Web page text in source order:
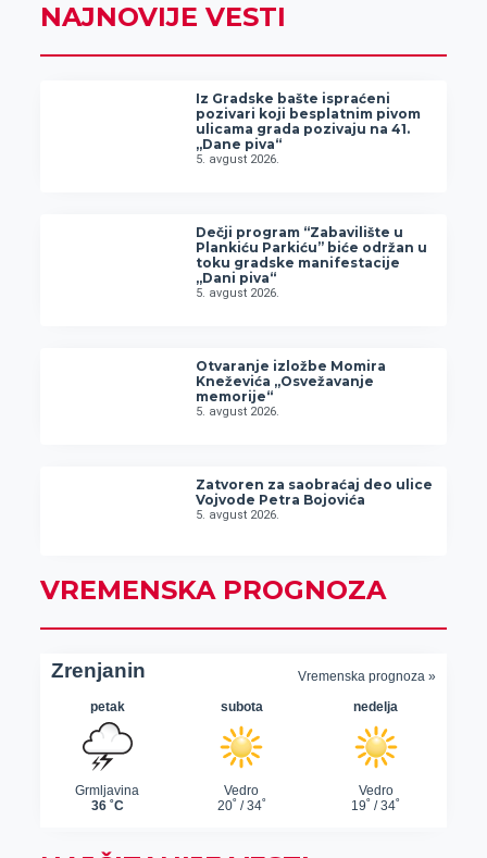
NAJNOVIJE VESTI
Iz Gradske bašte ispraćeni
pozivari koji besplatnim pivom
ulicama grada pozivaju na 41.
„Dane piva“
5. avgust 2026.
Dečji program “Zabavilište u
Plankiću Parkiću” biće održan u
toku gradske manifestacije
„Dani piva“
5. avgust 2026.
Otvaranje izložbe Momira
Kneževića „Osvežavanje
memorije“
5. avgust 2026.
Zatvoren za saobraćaj deo ulice
Vojvode Petra Bojovića
5. avgust 2026.
VREMENSKA PROGNOZA